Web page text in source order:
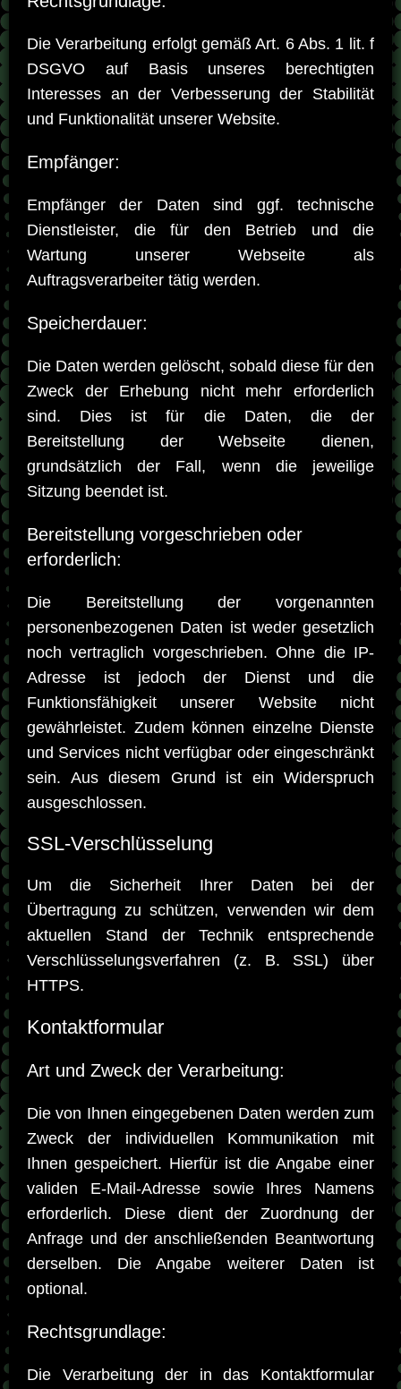
Die Verarbeitung erfolgt gemäß Art. 6 Abs. 1 lit. f
DSGVO auf Basis unseres berechtigten
Interesses an der Verbesserung der Stabilität
und Funktionalität unserer Website.
Empfänger:
Empfänger der Daten sind ggf. technische
Dienstleister, die für den Betrieb und die
Wartung unserer Webseite als
Auftragsverarbeiter tätig werden.
Speicherdauer:
Die Daten werden gelöscht, sobald diese für den
Zweck der Erhebung nicht mehr erforderlich
sind. Dies ist für die Daten, die der
Bereitstellung der Webseite dienen,
grundsätzlich der Fall, wenn die jeweilige
Sitzung beendet ist.
Bereitstellung vorgeschrieben oder
erforderlich:
Die Bereitstellung der vorgenannten
personenbezogenen Daten ist weder gesetzlich
noch vertraglich vorgeschrieben. Ohne die IP-
Adresse ist jedoch der Dienst und die
Funktionsfähigkeit unserer Website nicht
gewährleistet. Zudem können einzelne Dienste
und Services nicht verfügbar oder eingeschränkt
sein. Aus diesem Grund ist ein Widerspruch
ausgeschlossen.
SSL-Verschlüsselung
Um die Sicherheit Ihrer Daten bei der
Übertragung zu schützen, verwenden wir dem
aktuellen Stand der Technik entsprechende
Verschlüsselungsverfahren (z. B. SSL) über
HTTPS.
Kontaktformular
Art und Zweck der Verarbeitung:
Die von Ihnen eingegebenen Daten werden zum
Zweck der individuellen Kommunikation mit
Ihnen gespeichert. Hierfür ist die Angabe einer
validen E-Mail-Adresse sowie Ihres Namens
erforderlich. Diese dient der Zuordnung der
Anfrage und der anschließenden Beantwortung
derselben. Die Angabe weiterer Daten ist
optional.
Rechtsgrundlage:
Die Verarbeitung der in das Kontaktformular